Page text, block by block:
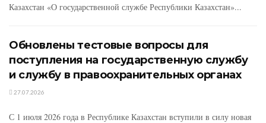
Казахстан «О государственной службе Республики Казахстан»...
Обновлены тестовые вопросы для
поступления на государственную службу
и службу в правоохранительных органах
27.07.2026
С 1 июля 2026 года в Республике Казахстан вступили в силу новая